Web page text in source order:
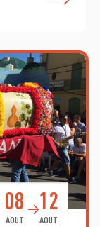
08
AOUT
12
AOUT